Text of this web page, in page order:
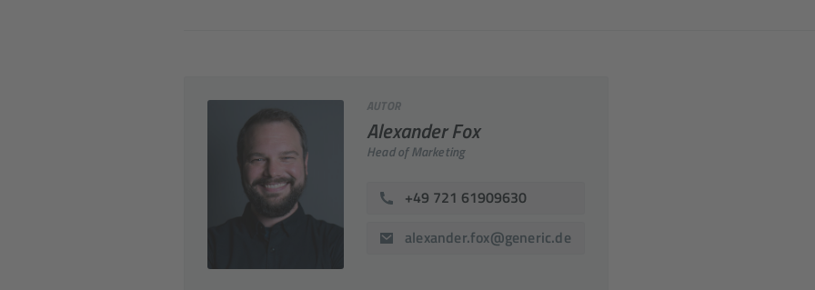
AUTOR
Alexander Fox
Head of Marketing
+49 721 61909630
alexander.fox@generic.de